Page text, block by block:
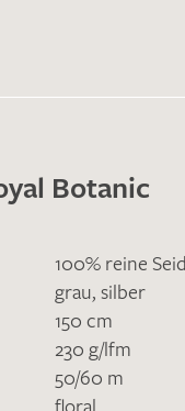
Botanic
100% reine
grau, silber
150 cm
230 g/lfm
50/60 m
floral